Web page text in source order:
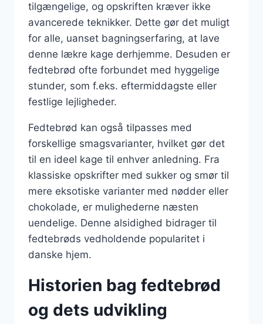
tilgængelige, og opskriften kræver ikke
avancerede teknikker. Dette gør det muligt
for alle, uanset bagningserfaring, at lave
denne lækre kage derhjemme. Desuden er
fedtebrød ofte forbundet med hyggelige
stunder, som f.eks. eftermiddagste eller
festlige lejligheder.
Fedtebrød kan også tilpasses med
forskellige smagsvarianter, hvilket gør det
til en ideel kage til enhver anledning. Fra
klassiske opskrifter med sukker og smør til
mere eksotiske varianter med nødder eller
chokolade, er mulighederne næsten
uendelige. Denne alsidighed bidrager til
fedtebrøds vedholdende popularitet i
danske hjem.
Historien bag fedtebrød
og dets udvikling